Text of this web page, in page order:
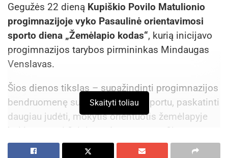
Gegužės 22 dieną Kupiškio Povilo Matulionio
progimnazijoje vyko Pasaulinė orientavimosi
sporto diena „Žemėlapio kodas“, kurią inicijavo
progimnazijos tarybos pirmininkas Mindaugas
Venslavas.
Šios dienos tikslas – supažindinti progimnazijos
bendruomenę su orientavimosi sportu, paskatinti
daugiau judėti, mokytis orientuotis žemėlapyje
bei integruoti fizinio ugdymo, geografijos,
matematikos ir kitų mokomųjų dalykų žinias.
Skaityti toliau